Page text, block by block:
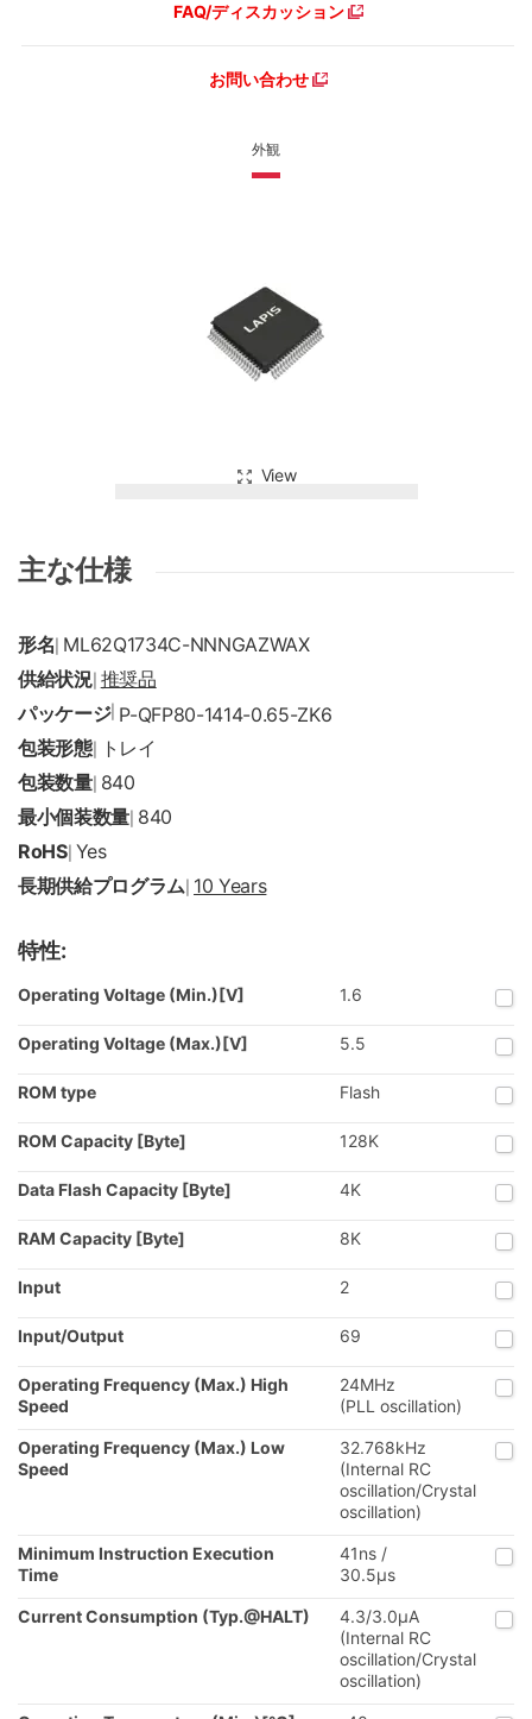
外観
View
FAQ/ディスカッション
お問い合わせ
主な仕様
形名 ML62Q1734C-NNNGAZWAX
供給状況| 推奨品
パッケージ| P-QFP80-1414-0.65-ZK6
包装形態|
トレイ
包装数量| 840
最小個装数量 840
RoHS| Yes
長期供給プログラム 10 Years
特性:
Operating Voltage (Min.)[V] 1.6
Operating Voltage (Max.)[V] 5.5
ROM type Flash
ROM Capacity [Byte] 128K
Data Flash Capacity [Byte] 4K
RAM Capacity [Byte] 8K
Input 2
Input/Output 69
Operating Frequency (Max.) High
Speed
24MHz
(PLL oscillation)
Operating Frequency (Max.) Low
Speed
32.768kHz
(Internal RC
oscillation/Crystal
oscillation)
Minimum Instruction Execution
Time
41ns /
30.5μs
Current Consumption (Typ.@HALT)
4.3/3.0μA
(Internal RC
oscillation/Crystal
oscillation)